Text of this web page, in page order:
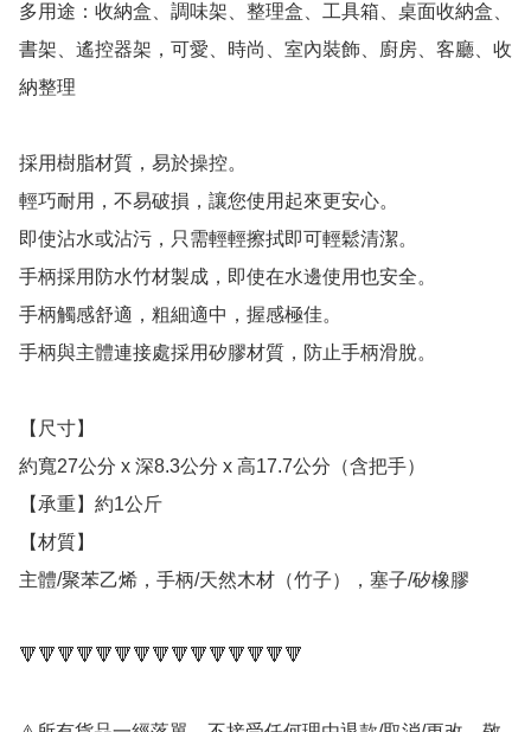
多用途：收納盒、調味架、整理盒、工具箱、桌面收納盒、
書架、遙控器架，可愛、時尚、室內裝飾、廚房、客廳、收
納整理
採用樹脂材質，易於操控。
輕巧耐用，不易破損，讓您使用起來更安心。
即使沾水或沾污，只需輕輕擦拭即可輕鬆清潔。
手柄採用防水竹材製成，即使在水邊使用也安全。
手柄觸感舒適，粗細適中，握感極佳。
手柄與主體連接處採用矽膠材質，防止手柄滑脫。
【尺寸】
約寬27公分 x 深8.3公分 x 高17.7公分（含把手）
【承重】約1公斤
【材質】
主體/聚苯乙烯，手柄/天然木材（竹子），塞子/矽橡膠
🔻🔻🔻🔻🔻🔻🔻🔻🔻🔻🔻🔻🔻🔻🔻